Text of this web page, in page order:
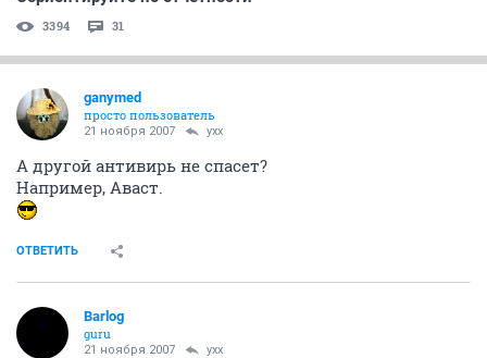
3394 31
ganymed
просто пользователь
21 ноября 2007 yxx
А другой антивирь не спасет?
Например, Аваст.
ОТВЕТИТЬ
Barlog
guru
21 ноября 2007 yxx